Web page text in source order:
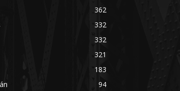
362
332
332
321
183
94